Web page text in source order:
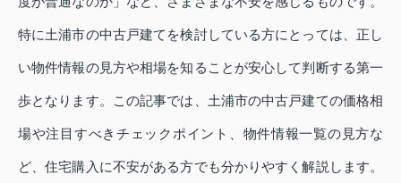
特に土浦市の中古戸建てを検討している方にとっては、正し
い物件情報の見方や相場を知ることが安心して判断する第一
歩となります。この記事では、土浦市の中古戸建ての価格相
場や注目すべきチェックポイント、物件情報一覧の見方な
ど、住宅購入に不安がある方でも分かりやすく解説します。